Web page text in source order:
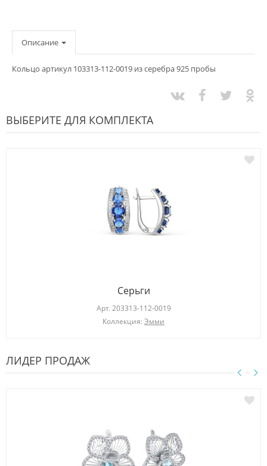
Описание
Кольцо артикул 103313-112-0019 из серебра 925 пробы
ВЫБЕРИТЕ ДЛЯ КОМПЛЕКТА
Серьги
Арт. 203313-112-0019
Коллекция: Эмми
ЛИДЕР ПРОДАЖ